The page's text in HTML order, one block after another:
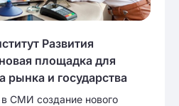
Развития
площадка для
рынка и государства
СМИ создание нового